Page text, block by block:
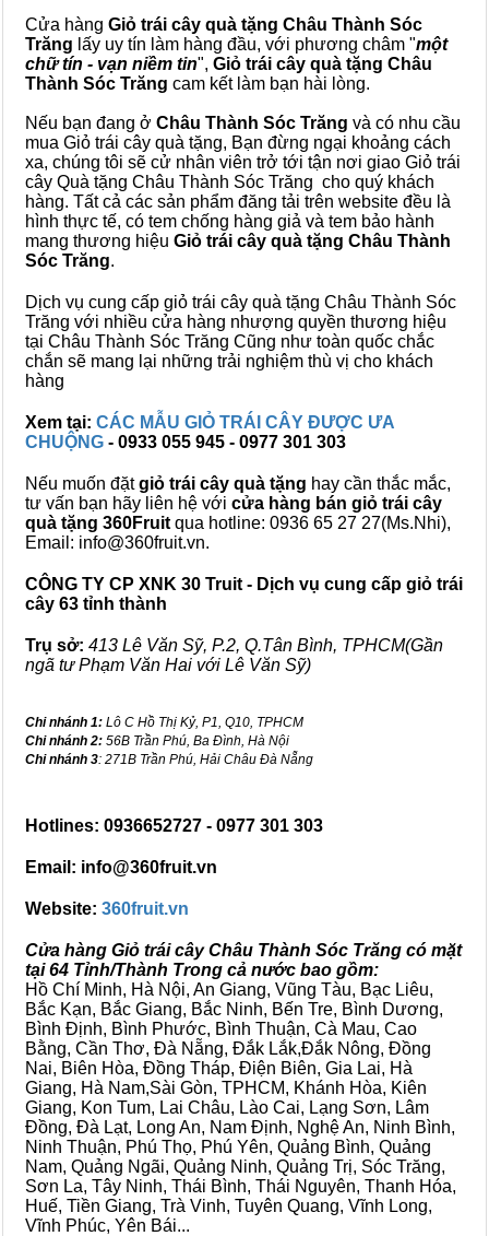
Cửa hàng Giỏ trái cây quà tặng Châu Thành Sóc
Trăng lấy uy tín làm hàng đầu, với phương châm "một
chữ tín - vạn niềm tin", Giỏ trái cây quà tặng Châu
Thành Sóc Trăng cam kết làm bạn hài lòng.
Nếu bạn đang ở Châu Thành Sóc Trăng và có nhu cầu
mua Giỏ trái cây quà tặng, Bạn đừng ngại khoảng cách
xa, chúng tôi sẽ cử nhân viên trở tới tận nơi giao Giỏ trái
cây Quà tặng Châu Thành Sóc Trăng cho quý khách
hàng. Tất cả các sản phẩm đăng tải trên website đều là
hình thực tế, có tem chống hàng giả và tem bảo hành
mang thương hiệu Giỏ trái cây quà tặng Châu Thành
Sóc Trăng.
Dịch vụ cung cấp giỏ trái cây quà tặng Châu Thành Sóc
Trăng với nhiều cửa hàng nhượng quyền thương hiệu
tại Châu Thành Sóc Trăng Cũng như toàn quốc chắc
chắn sẽ mang lại những trải nghiệm thù vị cho khách
hàng
Xem tại: CÁC MẪU GIỎ TRÁI CÂY ĐƯỢC ƯA
CHUỘNG - 0933 055 945 - 0977 301 303
Nếu muốn đặtgiỏ trái cây quà tặng hay cần thắc mắc,
tư vấn bạn hãy liên hệ với cửa hàng bán giỏ trái cây
quà tặng 360Fruit qua hotline: 0936 65 27 27(Ms.Nhi),
Email: info@360fruit.vn.
CÔNG TY CP XNK 30 Truit - Dịch vụ cung cấp giỏ trái
cây 63 tỉnh thành
Trụ sở: 413 Lê Văn Sỹ, P.2, Q.Tân Bình, TPHCM(Gần
ngã tư Phạm Văn Hai với Lê Văn Sỹ)
Chi nhánh 1: Lô C Hồ Thị Kỷ, P1, Q10, TPHCM
Chi nhánh 2: 56B Trần Phú, Ba Đình, Hà Nội
Chi nhánh 3: 271B Trần Phú, Hải Châu Đà Nẵng
Hotlines: 0936652727 - 0977 301 303
Email: info@360fruit.vn
Website: 360fruit.vn
Cửa hàng Giỏ trái cây Châu Thành Sóc Trăng có mặt
tại 64 Tỉnh/Thành Trong cả nước bao gồm:
Hồ Chí Minh, Hà Nội, An Giang, Vũng Tàu, Bạc Liêu,
Bắc Kạn, Bắc Giang, Bắc Ninh, Bến Tre, Bình Dương,
Bình Định, Bình Phước, Bình Thuận, Cà Mau, Cao
Bằng, Cần Thơ, Đà Nẵng, Đắk Lắk,Đắk Nông, Đồng
Nai, Biên Hòa, Đồng Tháp, Điện Biên, Gia Lai, Hà
Giang, Hà Nam,Sài Gòn, TPHCM, Khánh Hòa, Kiên
Giang, Kon Tum, Lai Châu, Lào Cai, Lạng Sơn, Lâm
Đồng, Đà Lạt, Long An, Nam Định, Nghệ An, Ninh Bình,
Ninh Thuận, Phú Thọ, Phú Yên, Quảng Bình, Quảng
Nam, Quảng Ngãi, Quảng Ninh, Quảng Trị, Sóc Trăng,
Sơn La, Tây Ninh, Thái Bình, Thái Nguyên, Thanh Hóa,
Huế, Tiền Giang, Trà Vinh, Tuyên Quang, Vĩnh Long,
Vĩnh Phúc, Yên Bái...